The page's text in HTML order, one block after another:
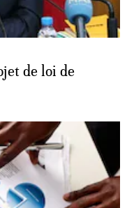
de loi de